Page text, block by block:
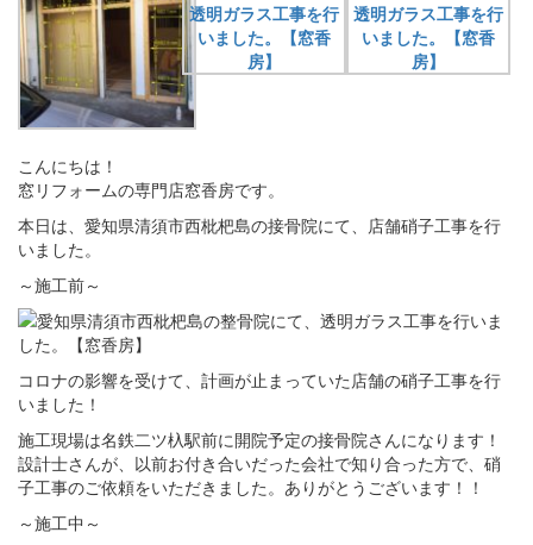
こんにちは！
窓リフォームの専門店窓香房です。
本日は、愛知県清須市西枇杷島の接骨院にて、店舗硝子工事を行
いました。
～施工前～
コロナの影響を受けて、計画が止まっていた店舗の硝子工事を行
いました！
施工現場は名鉄二ツ杁駅前に開院予定の接骨院さんになります！
設計士さんが、以前お付き合いだった会社で知り合った方で、硝
子工事のご依頼をいただきました。ありがとうございます！！
～施工中～